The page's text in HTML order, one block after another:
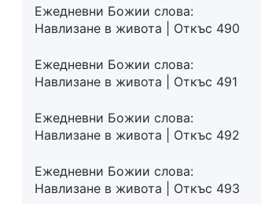
Ежедневни Божии слова:
Навлизане в живота | Откъс 490
Ежедневни Божии слова:
Навлизане в живота | Откъс 491
Ежедневни Божии слова:
Навлизане в живота | Откъс 492
Ежедневни Божии слова:
Навлизане в живота | Откъс 493